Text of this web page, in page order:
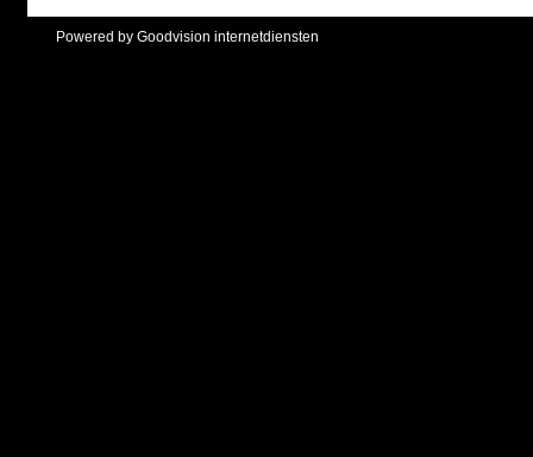
Powered by Goodvision internetdiensten